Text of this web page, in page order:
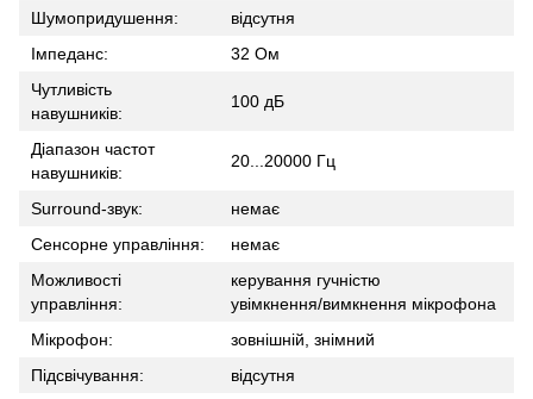
Шумопридушення:
відсутня
Імпеданс:
32 Ом
Чутливість
навушників:
100 дБ
Діапазон частот
навушників:
20...20000 Гц
Surround-звук:
немає
Сенсорне управління:
немає
Можливості
управління:
керування гучністю
увімкнення/вимкнення мікрофона
Мікрофон:
зовнішній, знімний
Підсвічування:
відсутня